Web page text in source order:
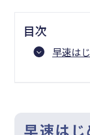
目次
早速は
早速はじ